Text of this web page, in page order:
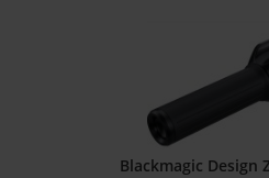
Blackmagic Design